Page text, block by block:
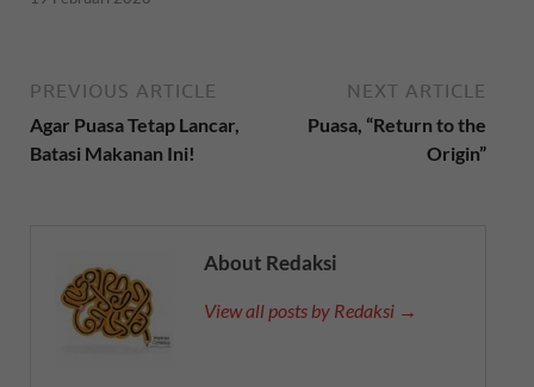
PREVIOUS ARTICLE
Agar Puasa Tetap Lancar,
Batasi Makanan Ini!
NEXT ARTICLE
Puasa, “Return to the
Origin”
About Redaksi
View all posts by Redaksi →